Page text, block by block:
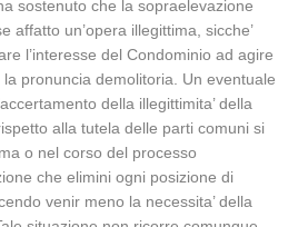
sostenuto che la sopraelevazione
affatto un’opera illegittima, sicche’
l’interesse del Condominio ad agire
pronuncia demolitoria. Un eventuale
della illegittimita’ della
alla tutela delle parti comuni si
o nel corso del processo
che elimini ogni posizione di
venir meno la necessita’ della